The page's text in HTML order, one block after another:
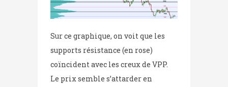
Sur ce graphique, on voit que les
supports résistance (en rose)
coïncident avec les creux de VPP.
Le prix semble s’attarder en